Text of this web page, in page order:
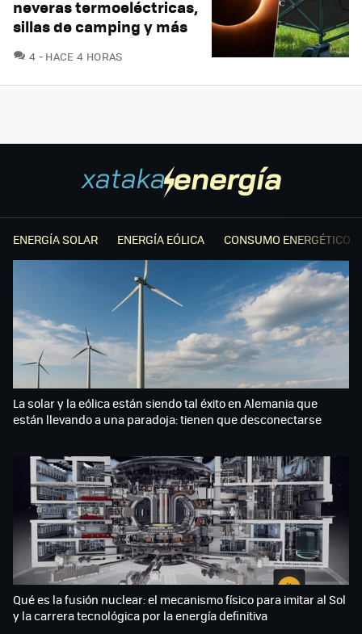
neveras termoeléctricas,
sillas de camping y más
4 COMENTARIOS
HACE 4 HORAS
ENERGÍA SOLAR ENERGÍA EÓLICA CONSUMO ENERGÉTICO
La solar y la eólica están siendo tal éxito en Alemania que
están llevando a una paradoja: tienen que desconectarse
Qué es la fusión nuclear: el mecanismo físico para imitar al Sol
y la carrera tecnológica por la energía definitiva